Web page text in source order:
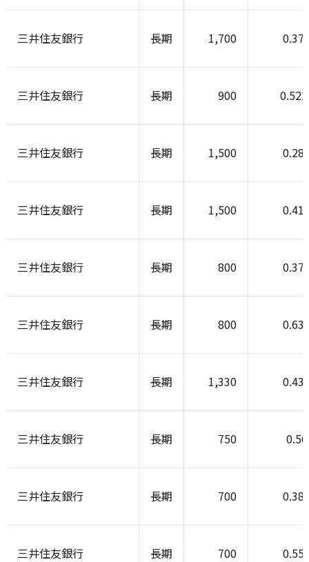
三井住友銀行 長期 1,700
三井住友銀行 長期 900
三井住友銀行 長期 1,500
三井住友銀行 長期 1,500
三井住友銀行 長期 800
三井住友銀行 長期 800
三井住友銀行 長期 1,330
三井住友銀行 長期 750
三井住友銀行 長期 700
三井住友銀行 長期 700